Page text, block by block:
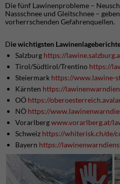
Die fünf Lawinenprobleme –
Nassschnee und Gleitschnee –
vorherrschenden Gefahrenquellen.
Die wichtigsten Lawinenlagebericht
Salzburg https://
Tirol/Südtirol/Trentino https://
Steiermark https://www.lawine-
Kärnten https://
OÖ https://
NÖ https://
Vorarlbergwww.vorarlberg.at/
Schweiz https://whiterisk.ch/de/
Bayern https://